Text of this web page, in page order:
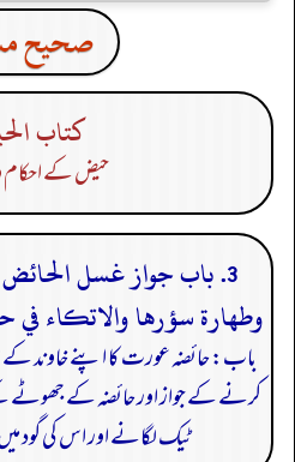
صحيح
كتاب
حیض کے
3. باب جواز غسل
وطهارة سؤرها والاتكاء في
باب: حائضہ عورت کا اپنے خاوند کے
کرنے کے جواز اور حائضہ کے جھوٹے
ٹیک لگانے اور اس کی گود